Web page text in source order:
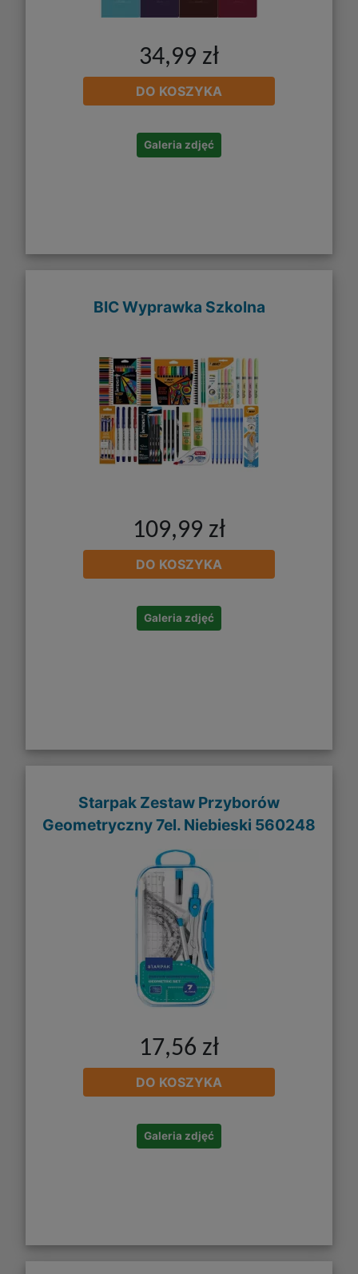
34,99 zł
DO KOSZYKA
Galeria zdjęć
BIC Wyprawka Szkolna
109,99 zł
DO KOSZYKA
Galeria zdjęć
Starpak Zestaw Przyborów
Geometryczny 7el. Niebieski 560248
17,56 zł
DO KOSZYKA
Galeria zdjęć